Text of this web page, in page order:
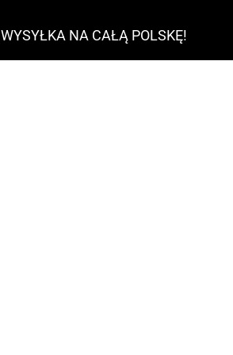
WYSYŁKA NA CAŁĄ POLSKĘ!